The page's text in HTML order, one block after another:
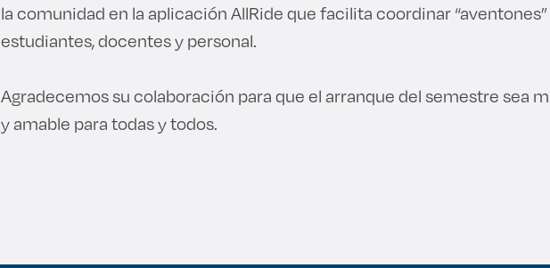
la comunidad en la aplicación AllRide que facilita coordinar
estudiantes, docentes y personal.
Agradecemos su colaboración para que el arranque del semestre sea
y amable para todas y todos.